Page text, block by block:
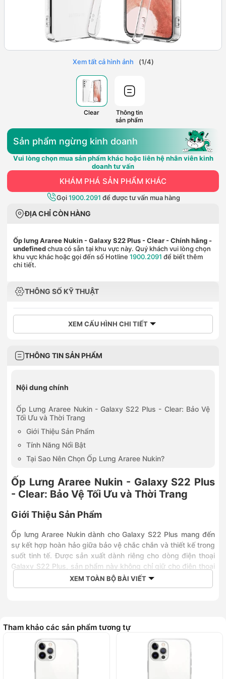
Xem tất cả hình ảnh (1/4)
Clear
Thông tin
sản phẩm
Sản phẩm ngừng kinh doanh
Vui lòng chọn mua sản phẩm khác hoặc liên hệ nhân viên kinh
doanh tư vấn
KHÁM PHÁ SẢN PHẨM KHÁC
Gọi1900.2091 để được tư vấn mua hàng
ĐỊA CHỈ CÒN HÀNG
Ốp lưng Araree Nukin - Galaxy S22 Plus - Clear - Chính hãng -
undefinedchưa có sẵn tại khu vực này. Quý khách vui lòng chọn
khu vực khác hoặc gọi đến số Hotline 1900.2091 để biết thêm
chi tiết.
THÔNG SỐ KỸ THUẬT
XEM CẤU HÌNH CHI TIẾT
THÔNG TIN SẢN PHẨM
Nội dung chính
Ốp Lưng Araree Nukin - Galaxy S22 Plus - Clear: Bảo Vệ
Tối Ưu và Thời Trang
Giới Thiệu Sản Phẩm
Tính Năng Nổi Bật
Tại Sao Nên Chọn Ốp Lưng Araree Nukin?
Ốp Lưng Araree Nukin - Galaxy S22 Plus
- Clear: Bảo Vệ Tối Ưu và Thời Trang
Giới Thiệu Sản Phẩm
Ốp lưng Araree Nukin dành cho Galaxy S22 Plus mang đến
sự kết hợp hoàn hảo giữa bảo vệ chắc chắn và thiết kế trong
suốt tinh tế. Được sản xuất dành riêng cho dòng điện thoại
Galaxy S22 Plus, sản phẩm này không chỉ giữ cho điện thoại
của bạn an toàn mà còn tôn lên vẻ đẹp tự nhiên của máy.
Sản phẩm được làm từ nhựa TPU cao cấp, có
khả năng chống trầy xước và va đập, giúp bảo
vệ điện thoại khỏi những tác động từ bên ngoài.
Thiết Kế Trong Suốt:
XEM TOÀN BỘ BÀI VIẾT
Tham khảo các sản phẩm tương tự